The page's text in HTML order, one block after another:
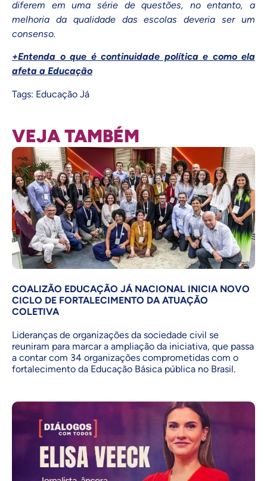
diferem em uma série de questões, no entanto, a
melhoria da qualidade das escolas deveria ser um
consenso.
+Entenda o que é continuidade política e como ela
afeta a Educação
Tags: Educação Já
VEJA TAMBÉM
COALIZÃO EDUCAÇÃO JÁ NACIONAL INICIA NOVO
CICLO DE FORTALECIMENTO DA ATUAÇÃO
COLETIVA
Lideranças de organizações da sociedade civil se
reuniram para marcar a ampliação da iniciativa, que passa
a contar com 34 organizações comprometidas com o
fortalecimento da Educação Básica pública no Brasil.